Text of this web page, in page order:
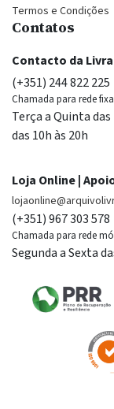
Termos e Condições
Contatos
Contacto da
(+351) 244 822 225
Chamada para rede
Terça a Quinta das
das 10h às 20h
Loja Online |
(+351) 967 303 578
Chamada para rede
Segunda a Sexta